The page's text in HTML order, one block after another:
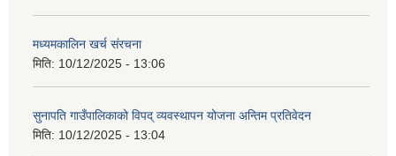
मध्यमकालिन खर्च संरचना
मिति: 10/12/2025 - 13:06
सुनापति गाउँपालिकाको विपद् व्यवस्थापन योजना अन्तिम प्रतिवेदन
मिति: 10/12/2025 - 13:04